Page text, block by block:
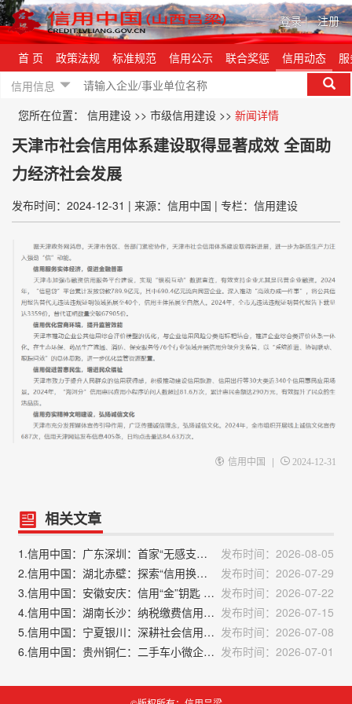
登录| 注册
首 页 政策法规 标准规范 信用公示 联合奖惩 信用动态
信用信息
您所在位置： 信用建设 >> 市级信用建设 >> 新闻详情
天津市社会信用体系建设取得显著成效 全面助
力经济社会发展
发布时间：2024-12-31 | 来源：信用中国 | 专栏：信用建设
信用中国 | 2024-12-31
相关文章
1.信用中国：广东深圳：首家“无感支付”信用医院上线
发布时间：2026-08-05
2.信用中国：湖北赤壁：探索“信用换信贷”机制 推动公积金归集扩面
发布时间：2026-07-29
3.信用中国：安徽安庆：信用“金”钥匙 打开融资新大门 发布时间：2026-07-22
4.信用中国：湖南长沙：纳税缴费信用“金钥匙” 打开发展新空间 发布时间：2026-07-15
5.信用中国：宁夏银川：深耕社会信用体系建设 赋能营商环境优化升级 发布时间：2026-07-08
6.信用中国：贵州铜仁：二手车小微企业凭纳税信用获融资 发布时间：2026-07-01